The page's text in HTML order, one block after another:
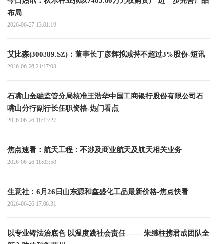
布局
2026-06-27 13:01:19
艾比森(300389.SZ)：董事长丁彦辉拟减持不超过3%股份-短讯
2026-06-26 21:17:03
石嘴山金融监管分局核准王浩华中国工商银行股份有限公司石
嘴山分行副行长任职资格-热门看点
2026-06-26 18:13:27
焦点速看：航天工程：不涉及商业航天及航天相关业务
2026-06-26 18:03:50
生意社：6月26日山东源和鑫盛化工品最新价格-焦点快看
2026-06-26 17:06:31
以专业铸法治底色 以温度践社会责任 —— 朱继柱携君成团队全